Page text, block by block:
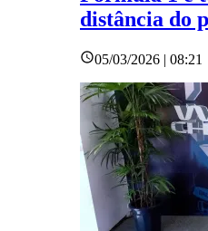
distância do
05/03/2026 | 08:21